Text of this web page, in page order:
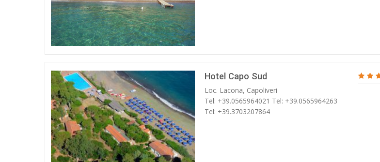
Hotel Capo Sud
Loc. Lacona, Capoliveri
Tel: +39.0565964021 Tel: +39.0565964263
Tel: +39.3703207864